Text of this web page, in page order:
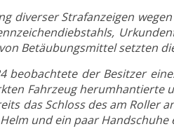
diverser Strafanzeigen
Betäubungsmittel setzten
beobachtete der Besitzer
Fahrzeug herumhantierte
das Schloss des am Roller
und ein paar Handschuhe